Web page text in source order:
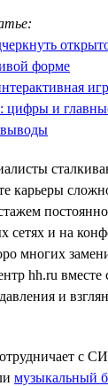
форме
цифры и
карьеры
и на
многих
hh.ru
и
с
музыкальный